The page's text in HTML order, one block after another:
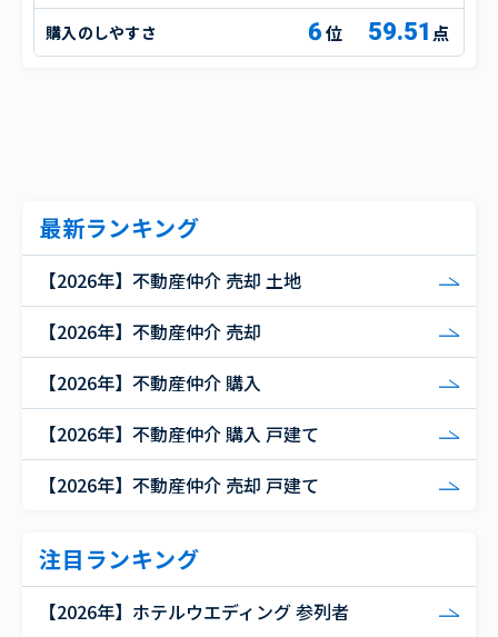
購入のしやすさ 6 59.51 点
最新ランキング
【2026年】不動産仲介 売却 土地
【2026年】不動産仲介 売却
【2026年】不動産仲介 購入
【2026年】不動産仲介 購入 戸建て
【2026年】不動産仲介 売却 戸建て
注目ランキング
【2026年】ホテルウエディング 参列者